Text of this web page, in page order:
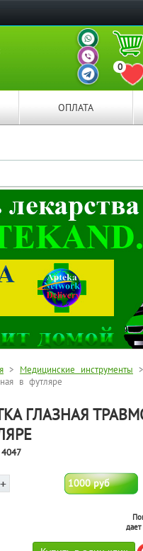
0
ВАШ
ВАШ
ВАШ
ОПЛАТА
> Медицинские инструменты >
в футляре
ГЛАЗНАЯ
4047
1000 руб